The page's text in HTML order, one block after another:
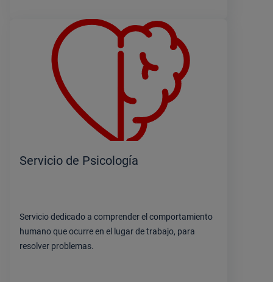
Servicio de Psicología
Servicio dedicado a comprender el comportamiento
humano que ocurre en el lugar de trabajo, para
resolver problemas.